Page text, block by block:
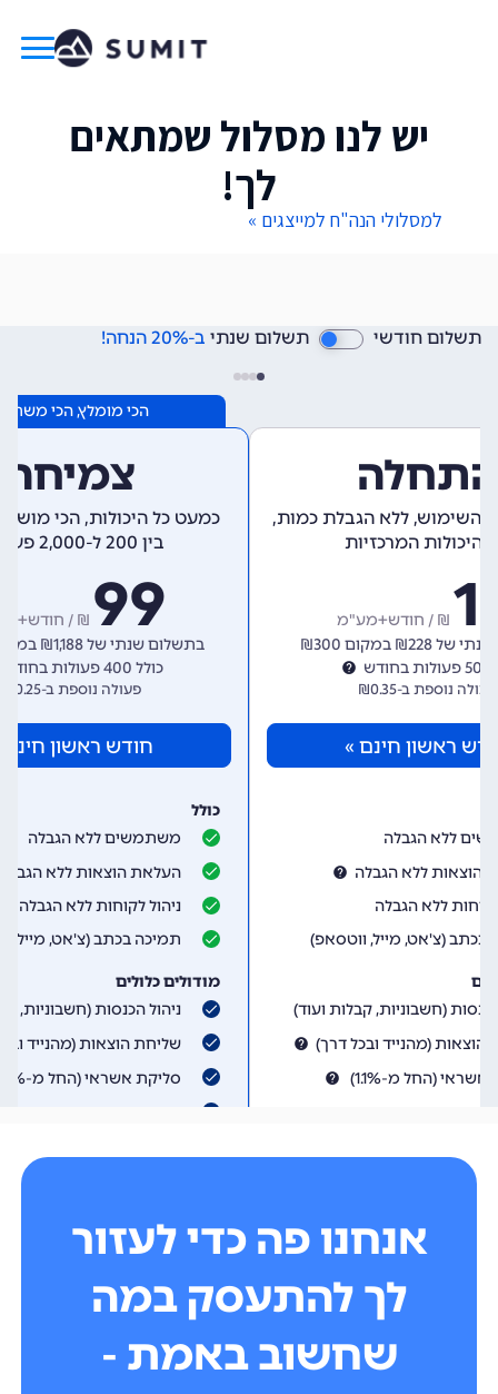
יש לנו מסלול שמתאים
לך!
למסלולי הנה"ח למייצגים »
אנחנו פה כדי לעזור
לך להתעסק במה
שחשוב באמת -